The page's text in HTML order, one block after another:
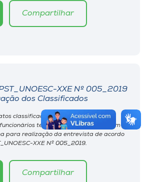
Compartilhar
XXE Nº 005_2019
dos Classificados
classificados na segunda fase no
técnico administrativos, bem
para realização da entrevista de acordo
XXE Nº 005_2019.
Compartilhar